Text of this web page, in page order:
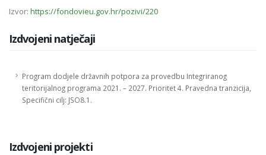
Izvor: https://fondovieu.gov.hr/pozivi/220
Izdvojeni natječaji
Program dodjele državnih potpora za provedbu Integriranog
teritorijalnog programa 2021. – 2027. Prioritet 4. Pravedna tranzicija,
Specifični cilj: JSO8.1.
Izdvojeni projekti